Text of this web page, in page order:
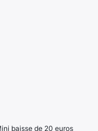
baisse de 20 euros